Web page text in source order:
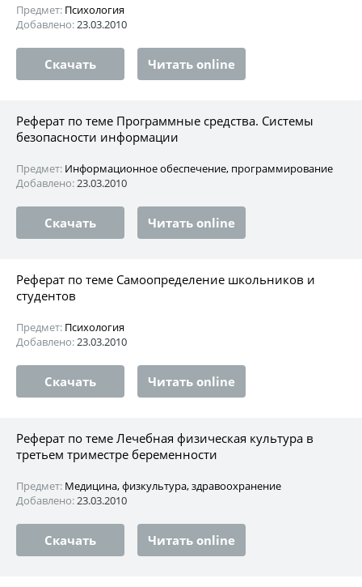
Предмет: Психология
Добавлено:23.03.2010
Скачать Читать online
Реферат по теме Программные средства. Системы
безопасности информации
Предмет: Информационное обеспечение, программирование
Добавлено:23.03.2010
Скачать Читать online
Реферат по теме Самоопределение школьников и
студентов
Предмет: Психология
Добавлено:23.03.2010
Скачать Читать online
Реферат по теме Лечебная физическая культура в
третьем триместре беременности
Предмет: Медицина, физкультура, здравоохранение
Добавлено:23.03.2010
Скачать Читать online